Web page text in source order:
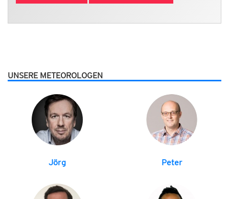
UNSERE METEOROLOGEN
Jörg Peter